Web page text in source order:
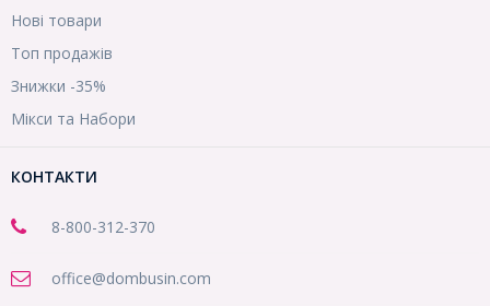
Нові товари
Топ продажів
Знижки -35%
Мікси та Набори
КОНТАКТИ
8-800-312-370
office@dombusin.com